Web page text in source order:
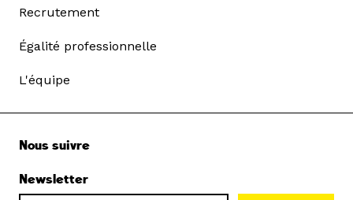
Recrutement
Égalité professionnelle
L'équipe
Nous suivre
Newsletter